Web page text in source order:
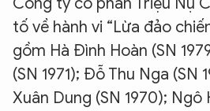
tố về hành vi “Lừa đảo
gồm Hà Đình Hoàn (SN
(SN 1971); Đỗ Thu Nga (SN
Xuân Dung (SN 1970); Ngô